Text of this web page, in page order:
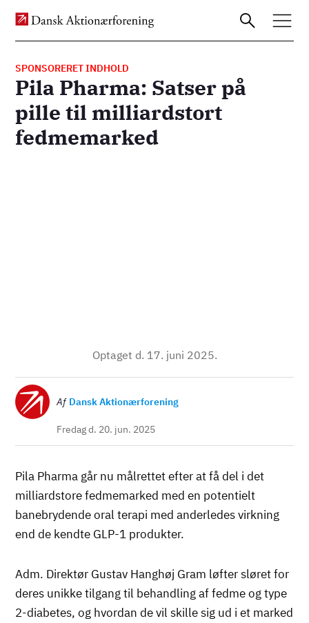
Gå
til
hovedindhold
SPONSORERET INDHOLD
Pila Pharma: Satser på
pille til milliardstort
fedmemarked
Optaget d. 17. juni 2025.
Billede
Af Dansk Aktionærforening
Fredag d. 20. jun. 2025
Pila Pharma går nu målrettet efter at få del i det
milliardstore fedmemarked med en potentielt
banebrydende oral terapi med anderledes virkning
end de kendte GLP-1 produkter.
Adm. Direktør Gustav Hanghøj Gram løfter sløret for
deres unikke tilgang til behandling af fedme og type
2-diabetes, og hvordan de vil skille sig ud i et marked